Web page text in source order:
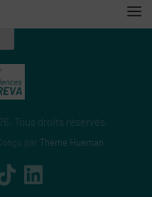
Tous droits réservés.
par Thème Hueman